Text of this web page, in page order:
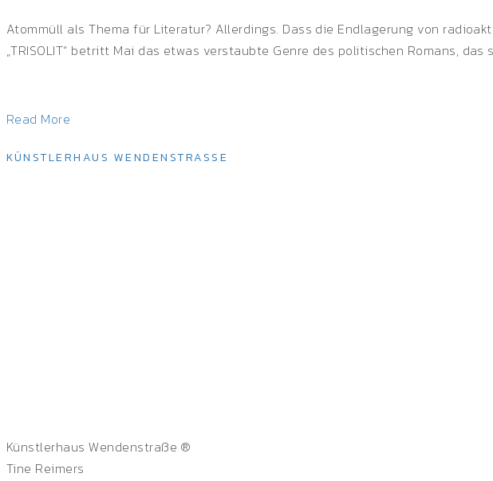
Atommüll als Thema für Literatur? Allerdings. Dass die Endlagerung von
„TRISOLIT“ betritt Mai das etwas verstaubte Genre des politischen Romans,
Read More
KÜNSTLERHAUS WENDENSTRASSE
Künstlerhaus Wendenstraße ®
Tine Reimers